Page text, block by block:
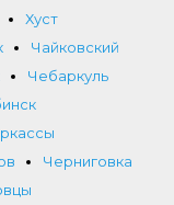
Хуст
Чайковский
Чебаркуль
Черниговка